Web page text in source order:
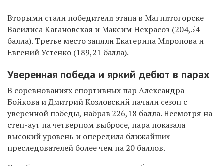
Вторыми стали победители этапа в Магнитогорске
Василиса Кагановская и Максим Некрасов (204,54
балла). Третье место заняли Екатерина Миронова и
Евгений Устенко (189,21 балла).
Уверенная победа и яркий дебют в парах
В соревнованиях спортивных пар Александра
Бойкова и Дмитрий Козловский начали сезон с
уверенной победы, набрав 226,18 балла. Несмотря на
степ-аут на четверном выбросе, пара показала
высокий уровень и опередила ближайших
преследователей более чем на 20 баллов.